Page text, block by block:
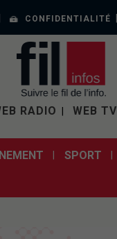
CONFIDENTIALITÉ
RADIO WEB TV
SPORT